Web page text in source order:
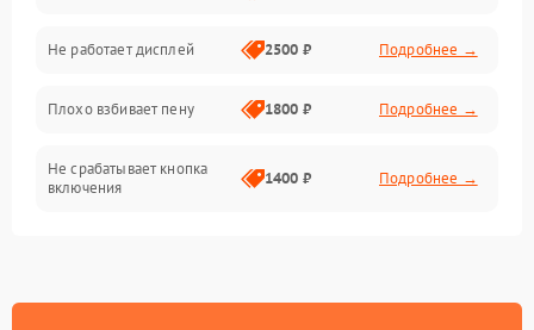
Управление и электроника
Программное обеспечение
Не работает дисплей 2500 ₽ Подробнее →
Плохо взбивает пену 1800 ₽ Подробнее →
Не срабатывает кнопка
включения
1400 ₽ Подробнее →
Постоянные сбои в работе 1500 ₽ Подробнее →